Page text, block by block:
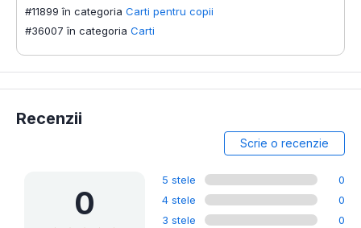
#11899 în categoria Carti pentru copii
#36007 în categoria Carti
Recenzii
Scrie o recenzie
0
5 stele
0
4 stele
0
3 stele
0